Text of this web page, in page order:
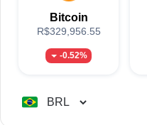
Bitcoin
R$329,956.55
-0.52%